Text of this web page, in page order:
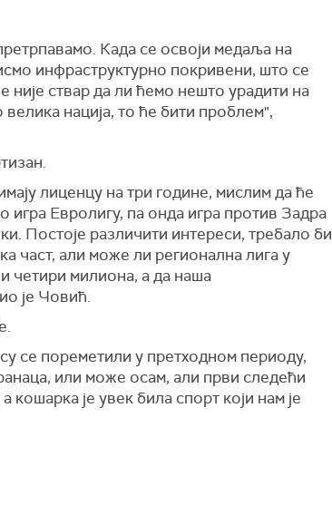
Када се освоји медаља на
инфраструктурно покривени, што се
ствар да ли ћемо нешто урадити на
нација, то ће бити проблем",
лиценцу на три године, мислим да ће
игра Евролигу, па онда игра против Задра
Постоје различити интереси, требало би
част, али може ли регионална лига у
четири милиона, а да наша
је Човић.
се пореметили у претходном периоду,
или може осам, али први следећи
је увек била спорт који нам је